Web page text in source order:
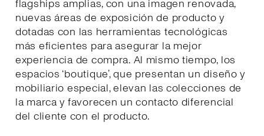
flagships amplias, con una imagen renovada,
nuevas áreas de exposición de producto y
dotadas con las herramientas tecnológicas
más eficientes para asegurar la mejor
experiencia de compra. Al mismo tiempo, los
espacios ‘boutique’, que presentan un diseño y
mobiliario especial, elevan las colecciones de
la marca y favorecen un contacto diferencial
del cliente con el producto.